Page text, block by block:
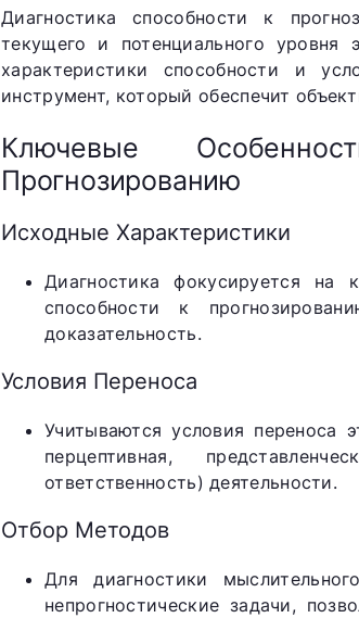
Диагностика способности к
текущего и потенциального уровня
характеристики способности и
инструмент, который обеспечит
Ключевые
Прогнозированию
Исходные Характеристики
Диагностика фокусируется на
способности к
доказательность.
Условия Переноса
Учитываются условия переноса
перцептивная,
ответственность) деятельности.
Отбор Методов
Для диагностики
непрогностические задачи,